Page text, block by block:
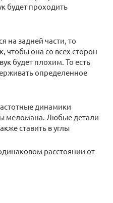
будет проходить
на задней части, то
чтобы она со всех сторон
будет плохим. То есть
определенное
динамики
меломана. Любые детали
ставить в углы
расстоянии от